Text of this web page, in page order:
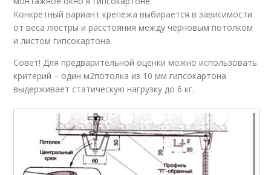
Конкретный вариант крепежа выбирается в зависимости
от веса люстры и расстояния между черновым потолком
и листом гипсокартона.
Совет! Для предварительной оценки можно использовать
критерий – один м2потолка из 10 мм гипсокартона
выдерживает статическую нагрузку до 6 кг.